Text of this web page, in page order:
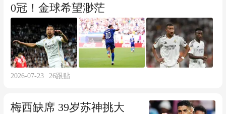
0冠！金球希望渺茫
2026-07-23 26跟贴
梅西缺席 39岁苏神挑大